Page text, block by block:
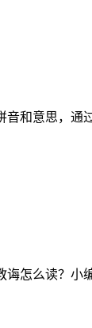
和意思，
怎么读？